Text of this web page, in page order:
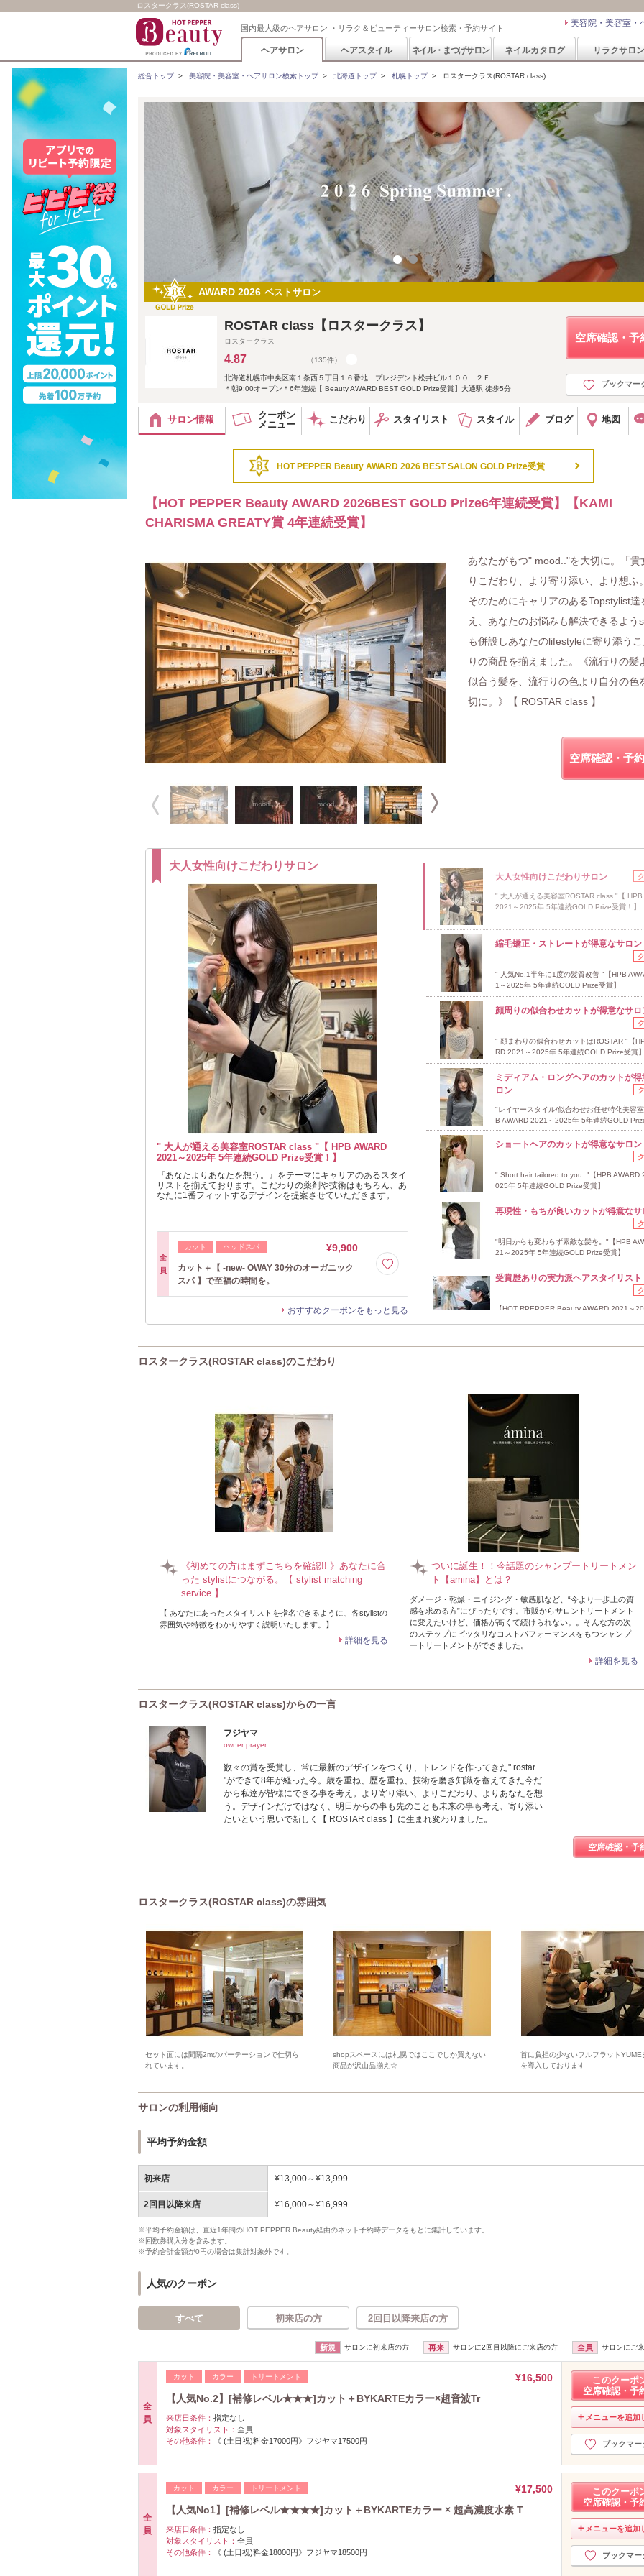
ロスタークラス(ROSTAR class)
国内最大級のヘアサロン ・リラク＆ビューティーサロン検索・予約サイト 美容院・美容室・
ヘアサロン ヘアスタイル ネイル・まつげサロン ネイルカタログ リラクサロン
総合トップ> 美容院・美容室・ヘアサロン検索トップ> 北海道トップ> 札幌トップ> ロスタークラス(ROSTAR class)
AWARD 2026 ベストサロン
空席確認・予
ブックマー
ROSTAR class【ロスタークラス】
ロスタークラス
4.87 （135件）
北海道札幌市中央区南１条西５丁目１６番地 プレジデント松井ビル１００ ２Ｆ
＊朝9:00オープン＊6年連続【 Beauty AWARD BEST GOLD Prize受賞】大通駅 徒歩5分
サロン情報
クーポン
メニュー
こだわり スタイリスト スタイル ブログ 地図
HOT PEPPER Beauty AWARD 2026 BEST SALON GOLD Prize受賞
【HOT PEPPER Beauty AWARD 2026BEST GOLD Prize6年連続受賞】【KAMI
CHARISMA GREATY賞 4年連続受賞】
あなたがもつ" mood.."を大切に。「貴
りこだわり、より寄り添い、より想ふ
そのためにキャリアのあるTopstylist達
え、あなたのお悩みも解決できるよう
も併設しあなたのlifestyleに寄り添う
りの商品を揃えました。《流行りの髪
似合う髪を、流行りの色より自分の色
切に。》【 ROSTAR class 】
空席確認・予
大人女性向けこだわりサロン
" 大人が通える美容室ROSTAR class "【 HPB AWARD
2021～2025年 5年連続GOLD Prize受賞！】
『あなたよりあなたを想う。』をテーマにキャリアのあるスタイ
リストを揃えております。こだわりの薬剤や技術はもちろん、あ
なたに1番フィットするデザインを提案させていただきます。
全
員
カット ヘッドスパ ¥9,900
カット＋【 -new- OWAY 30分のオーガニック
スパ 】で至福の時間を。
おすすめクーポンをもっと見る
大人女性向けこだわりサロン
" 大人が通える美容室ROSTAR class "【 HPB
2021～2025年 5年連続GOLD Prize受賞！】
縮毛矯正・ストレートが得意なサロン
" 人気No.1半年に1度の髪質改善 "【HPB
1～2025年 5年連続GOLD Prize受賞】
顔周りの似合わせカットが得意なサロ
" 顔まわりの似合わせカットはROSTAR "【
RD 2021～2025年 5年連続GOLD Prize受賞
ミディアム・ロングヘアのカットが
ロン
"レイヤースタイル/似合わせお任せ特化美容
B AWARD 2021～2025年 5年連続GOLD
ショートヘアのカットが得意なサロン
" Short hair tailored to you. "【HPB AWARD
025年 5年連続GOLD Prize受賞】
再現性・もちが良いカットが得意なサ
"明日からも変わらず素敵な髪を。"【HPB
21～2025年 5年連続GOLD Prize受賞】
受賞歴ありの実力派ヘアスタイリスト
【HOT RPEPPER Beauty AWARD 2021～
ロスタークラス(ROSTAR class)のこだわり
《初めての方はまずこちらを確認!! 》あなたに合
った stylistにつながる。【 stylist matching
service 】
【 あなたにあったスタイリストを指名できるように、各stylistの
雰囲気や特徴をわかりやすく説明いたします。】
詳細を見る
ついに誕生！！今話題のシャンプートリートメン
ト【amina】とは？
ダメージ・乾燥・エイジング・敏感肌など、“今より一歩上の質
感を求める方”にぴったりです。市販からサロントリートメント
に変えたいけど、価格が高くて続けられない。。そんな方の次
のステップにピッタリなコストパフォーマンスをもつシャンプ
ートリートメントができました。
詳細を見る
ロスタークラス(ROSTAR class)からの一言
フジヤマ
owner prayer
数々の賞を受賞し、常に最新のデザインをつくり、トレンドを作ってきた" rostar
"ができて8年が経った今。歳を重ね、歴を重ね、技術を磨き知識を蓄えてきた今だ
から私達が皆様にできる事を考え。より寄り添い、よりこだわり、よりあなたを想
う。デザインだけではなく、明日からの事も先のことも未来の事も考え、寄り添い
たいという思いで新しく【 ROSTAR class 】に生まれ変わりました。
空席確認・予
ロスタークラス(ROSTAR class)の雰囲気
セット面には間隔2mのパーテーションで仕切ら
れています。
shopスペースには札幌ではここでしか買えない
商品が沢山品揃え☆
首に負担の少ないフルフラットYUME
を導入しております
サロンの利用傾向
平均予約金額
初来店 ¥13,000～¥13,999
2回目以降来店 ¥16,000～¥16,999
※平均予約金額は、直近1年間のHOT PEPPER Beauty経由のネット予約時データをもとに集計しています。
※回数券購入分を含みます。
※予約合計金額が0円の場合は集計対象外です。
人気のクーポン
すべて 初来店の方 2回目以降来店の方
新規 サロンに初来店の方 再来 サロンに2回目以降にご来店の方 全員 サロンにご
全
員
カット カラー トリートメント
¥16,500
【人気No.2】[補修レベル★★★]カット＋BYKARTEカラー×超音波Tr
来店日条件： 指定なし
対象スタイリスト： 全員
その他条件：
《 (土日祝)料金17000円》フジヤマ17500円
このクーポ
空席確認・予
メニューを追加
ブックマー
全
員
カット カラー トリートメント
¥17,500
【人気No1】[補修レベル★★★★]カット＋BYKARTEカラー × 超高濃度水素 T
来店日条件： 指定なし
対象スタイリスト： 全員
その他条件：
《 (土日祝)料金18000円》フジヤマ18500円
このクーポ
空席確認・予
メニューを追加
ブックマー